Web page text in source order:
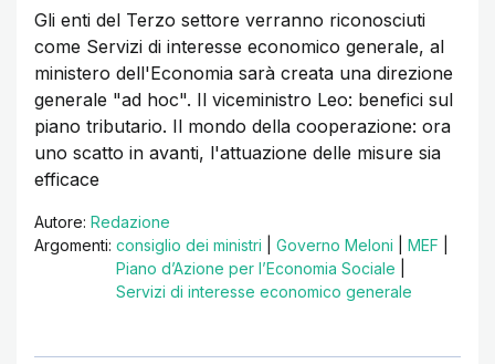
Gli enti del Terzo settore verranno riconosciuti
come Servizi di interesse economico generale, al
ministero dell'Economia sarà creata una direzione
generale "ad hoc". Il viceministro Leo: benefici sul
piano tributario. Il mondo della cooperazione: ora
uno scatto in avanti, l'attuazione delle misure sia
efficace
Autore: Redazione
Argomenti: consiglio dei ministri Governo Meloni MEF
Piano d’Azione per l’Economia Sociale
Servizi di interesse economico generale